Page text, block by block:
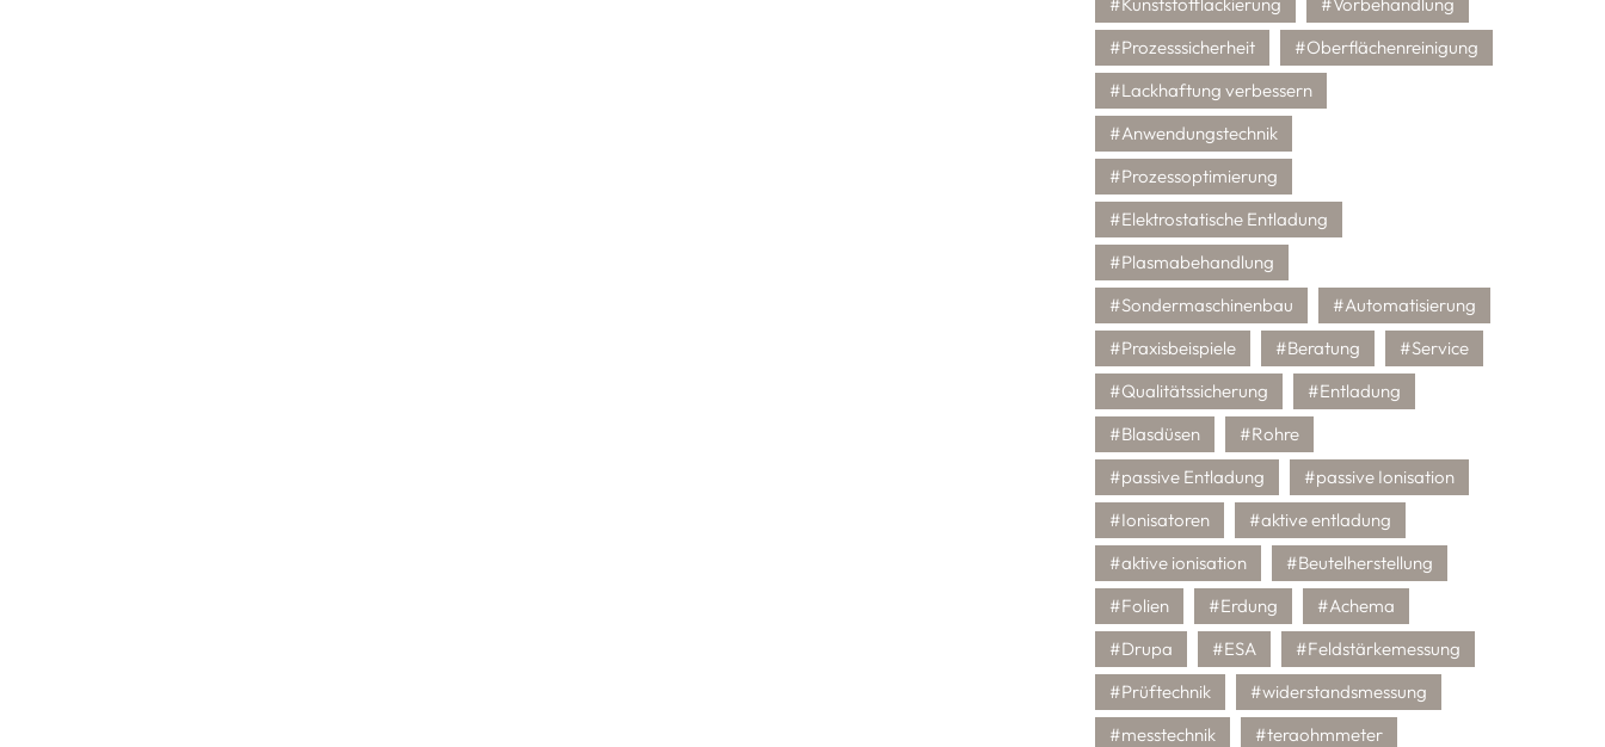
#Prozesssicherheit
#Oberflächenreinigung
#Lackhaftung verbessern
#Anwendungstechnik
#Prozessoptimierung
#Elektrostatische Entladung
#Plasmabehandlung
#Sondermaschinenbau
#Automatisierung
#Praxisbeispiele
#Beratung
#Service
#Qualitätssicherung
#Entladung
#Blasdüsen
#Rohre
#passive Entladung
#passive Ionisation
#Ionisatoren
#aktive entladung
#aktive ionisation
#Beutelherstellung
#Folien
#Erdung
#Achema
#Drupa
#ESA
#Feldstärkemessung
#Prüftechnik
#widerstandsmessung
#messtechnik
#teraohmmeter